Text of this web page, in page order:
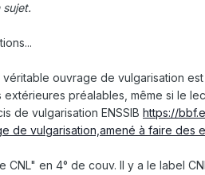
ouvrage de vulgarisation
préalables, même si le
de vulgarisation ENSSIB https://
de vulgarisation,amené à faire des
CNL" en 4° de couv. Il y a le label